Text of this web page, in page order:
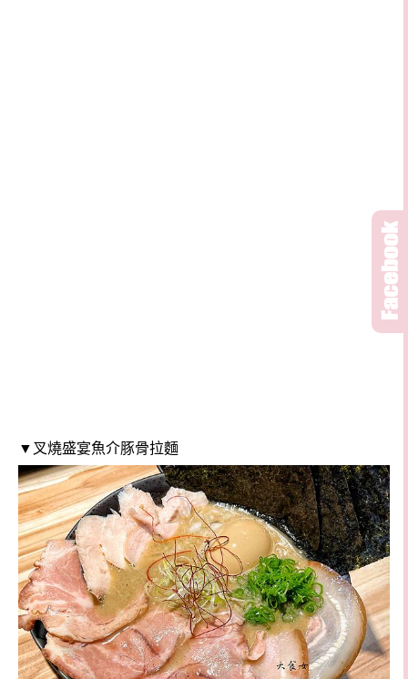
▼叉燒盛宴魚介豚骨拉麵